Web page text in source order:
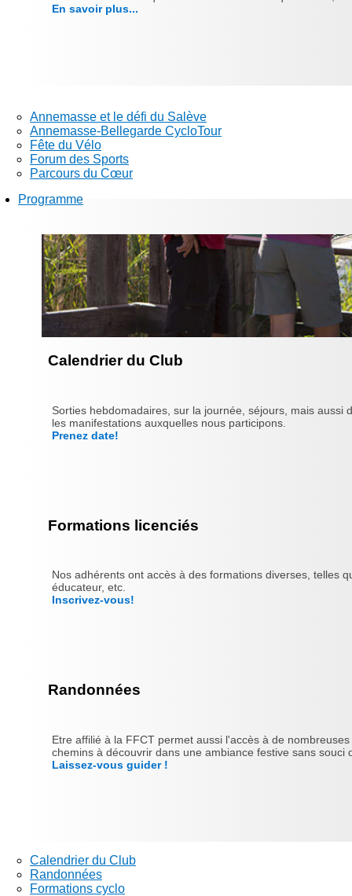
En savoir plus...
Annemasse et le défi du Salève
Annemasse-Bellegarde CycloTour
Fête du Vélo
Forum des Sports
Parcours du Cœur
Programme
Calendrier du Club
Sorties hebdomadaires, sur la journée, séjours, mais
les manifestations auxquelles nous participons.
Prenez date!
Formations licenciés
Nos adhérents ont accès à des formations diverses, telles
éducateur, etc.
Inscrivez-vous!
Randonnées
Etre affilié à la FFCT permet aussi l'accès à de
chemins à découvrir dans une ambiance festive sans souci
Laissez-vous guider !
Calendrier du Club
Randonnées
Formations cyclo